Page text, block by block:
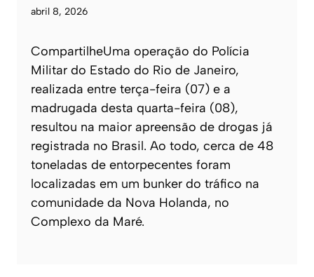
abril 8, 2026
CompartilheUma operação do Polícia
Militar do Estado do Rio de Janeiro,
realizada entre terça-feira (07) e a
madrugada desta quarta-feira (08),
resultou na maior apreensão de drogas já
registrada no Brasil. Ao todo, cerca de 48
toneladas de entorpecentes foram
localizadas em um bunker do tráfico na
comunidade da Nova Holanda, no
Complexo da Maré.